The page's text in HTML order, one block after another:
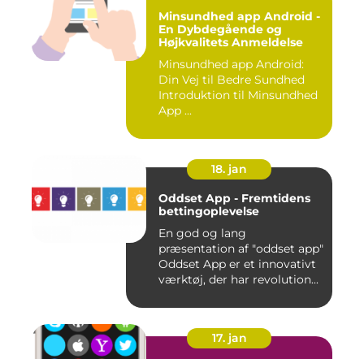
Minsundhed app Android -
En Dybdegående og
Højkvalitets Anmeldelse
Minsundhed app Android:
Din Vej til Bedre Sundhed
Introduktion til Minsundhed
App ...
18. jan
Oddset App - Fremtidens
bettingoplevelse
En god og lang
præsentation af "oddset app"
Oddset App er et innovativt
værktøj, der har revolution...
17. jan